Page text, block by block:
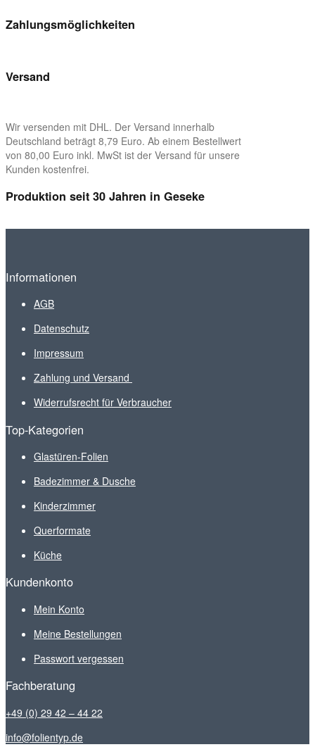
Zahlungsmöglichkeiten
Versand
Wir versenden mit DHL. Der Versand innerhalb
Deutschland beträgt 8,79 Euro. Ab einem Bestellwert
von 80,00 Euro inkl. MwSt ist der Versand für unsere
Kunden kostenfrei.
Produktion seit 30 Jahren in Geseke
Informationen
AGB
Datenschutz
Impressum
Zahlung und Versand
Widerrufsrecht für Verbraucher
Top-Kategorien
Glastüren-Folien
Badezimmer & Dusche
Kinderzimmer
Querformate
Küche
Kundenkonto
Mein Konto
Meine Bestellungen
Passwort vergessen
Fachberatung
+49 (0) 29 42 – 44 22
info@folientyp.de